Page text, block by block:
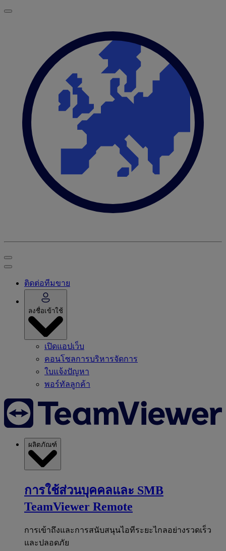
ติดต่อทีมขาย
ลงชื่อเข้าใช้
เปิดแอปเว็บ
คอนโซลการบริหารจัดการ
ใบแจ้งปัญหา
พอร์ทัลลูกค้า
ผลิตภัณฑ์
การใช้ส่วนบุคคลและ SMB
TeamViewer Remote
การเข้าถึงและการสนับสนุนไอทีระยะไกลอย่างรวดเร็ว
และปลอดภัย